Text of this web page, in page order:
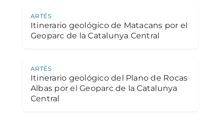
ARTÉS
Itinerario geológico de Matacans por el
Geoparc de la Catalunya Central
ARTÉS
Itinerario geológico del Plano de Rocas
Albas por el Geoparc de la Catalunya
Central